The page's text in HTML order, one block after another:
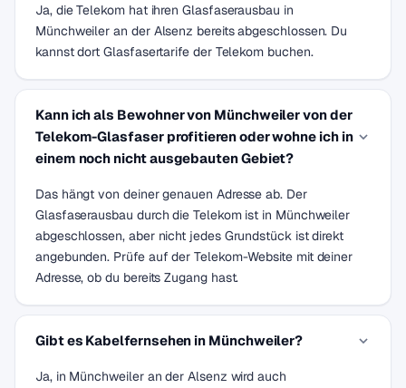
Ja, die Telekom hat ihren Glasfaserausbau in
Münchweiler an der Alsenz bereits abgeschlossen. Du
kannst dort Glasfasertarife der Telekom buchen.
Kann ich als Bewohner von Münchweiler von der
Telekom-Glasfaser profitieren oder wohne ich in
einem noch nicht ausgebauten Gebiet?
Das hängt von deiner genauen Adresse ab. Der
Glasfaserausbau durch die Telekom ist in Münchweiler
abgeschlossen, aber nicht jedes Grundstück ist direkt
angebunden. Prüfe auf der Telekom-Website mit deiner
Adresse, ob du bereits Zugang hast.
Gibt es Kabelfernsehen in Münchweiler?
Ja, in Münchweiler an der Alsenz wird auch